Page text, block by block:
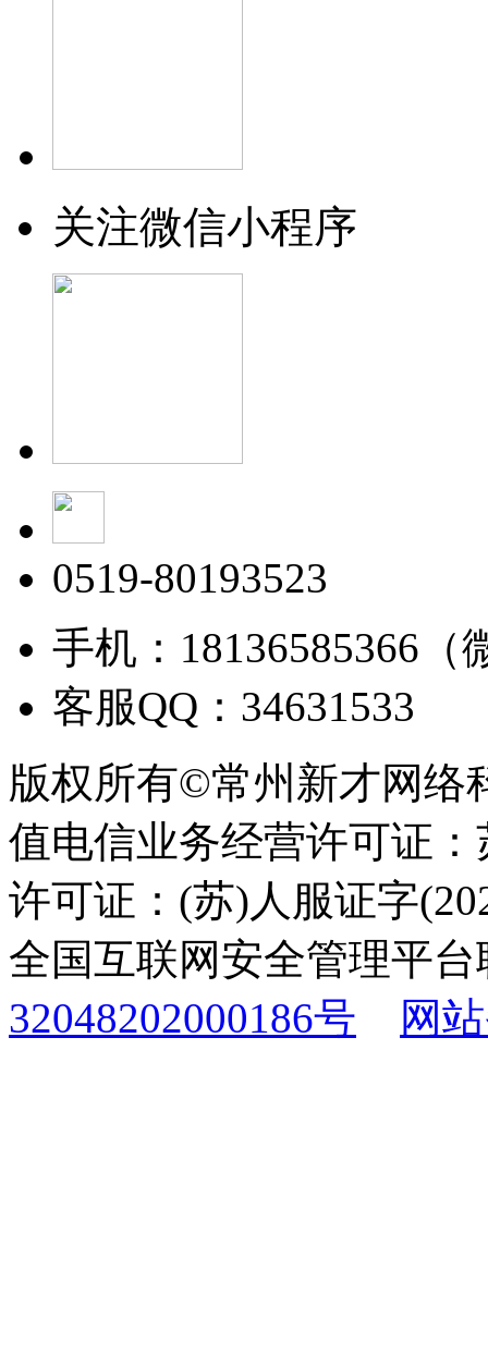
关注微信小程序
0519-80193523
手机：18136585366（
客服QQ：34631533
版权所有©常州新才网络
值电信业务经营许可证
许可证：(苏)人服证字
全国互联网安全管理平
32048202000186号
网